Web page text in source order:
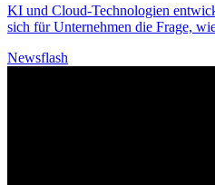
KI und Cloud-Technologien
sich für Unternehmen die Frage,
Newsflash